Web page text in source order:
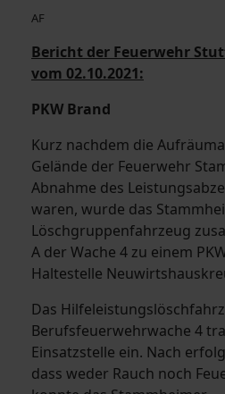
AF
Bericht der Feuerwehr
vom 02.10.2021:
PKW Brand
Kurz nachdem die
Gelände der Feuerwehr
Abnahme des
waren, wurde das
Löschgruppenfahrzeug
A der Wache 4 zu einem
Haltestelle
Das
Berufsfeuerwehrwache 4
Einsatzstelle ein. Nach
dass weder Rauch noch